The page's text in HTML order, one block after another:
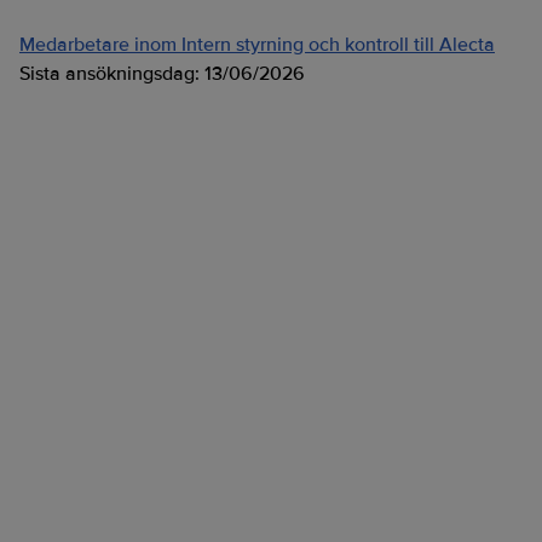
Medarbetare inom Intern styrning och kontroll till Alecta
Sista ansökningsdag: 13/06/2026